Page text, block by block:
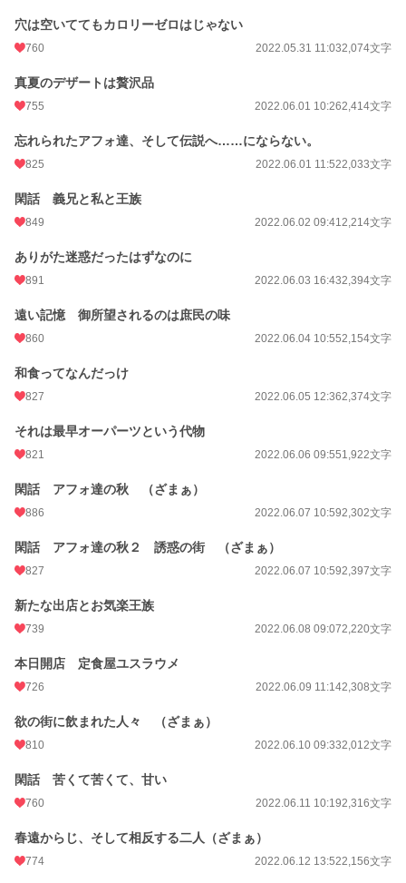
穴は空いててもカロリーゼロはじゃない
760 2022.05.31 11:032,074文字
真夏のデザートは贅沢品
755 2022.06.01 10:262,414文字
忘れられたアフォ達、そして伝説へ……にならない。
825 2022.06.01 11:522,033文字
閑話 義兄と私と王族
849 2022.06.02 09:412,214文字
ありがた迷惑だったはずなのに
891 2022.06.03 16:432,394文字
遠い記憶 御所望されるのは庶民の味
860 2022.06.04 10:552,154文字
和食ってなんだっけ
827 2022.06.05 12:362,374文字
それは最早オーパーツという代物
821 2022.06.06 09:551,922文字
閑話 アフォ達の秋 （ざまぁ）
886 2022.06.07 10:592,302文字
閑話 アフォ達の秋２ 誘惑の街 （ざまぁ）
827 2022.06.07 10:592,397文字
新たな出店とお気楽王族
739 2022.06.08 09:072,220文字
本日開店 定食屋ユスラウメ
726 2022.06.09 11:142,308文字
欲の街に飲まれた人々 （ざまぁ）
810 2022.06.10 09:332,012文字
閑話 苦くて苦くて、甘い
760 2022.06.11 10:192,316文字
春遠からじ、そして相反する二人（ざまぁ）
774 2022.06.12 13:522,156文字